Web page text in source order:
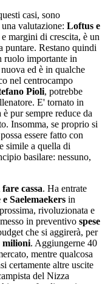
casi, sono
valutazione: Loftus e
e margini di crescita, è un
puntare. Restano quindi
ruolo importante in
ed è in qualche
nel centrocampo
Pioli, potrebbe
E' tornato in
pur sempre reduce da
Insomma, se proprio si
essere fatto con
simile a quella di
basilare: nessuno,
cassa. Ha entrate
Saelemaekers in
rivoluzionata e
in preventivo spese
che si aggirerà, per
milioni. Aggiungerne 40
mentre qualcosa
certamente altre uscite
del Nizza